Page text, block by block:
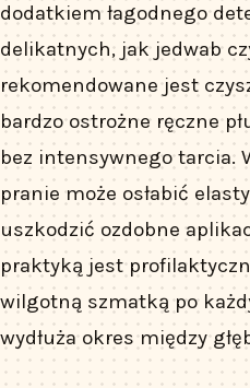
dodatkiem łagodnego
delikatnych, jak jedwab
rekomendowane jest
bardzo ostrożne ręczne
bez intensywnego tarcia.
pranie może osłabić
uszkodzić ozdobne
praktyką jest
wilgotną szmatką po
wydłuża okres między